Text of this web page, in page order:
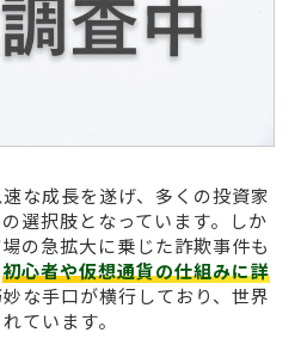
な成長を遂げ、多くの投資家
選択肢となっています。しか
の急拡大に乗じた詐欺事件も
初心者や仮想通貨の仕組みに詳
な手口が横行しており、世界
ています。